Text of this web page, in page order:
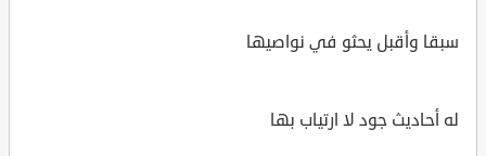
سبقا وأقبل يحثو في نواصيها
له أحاديث جود لا ارتياب بها